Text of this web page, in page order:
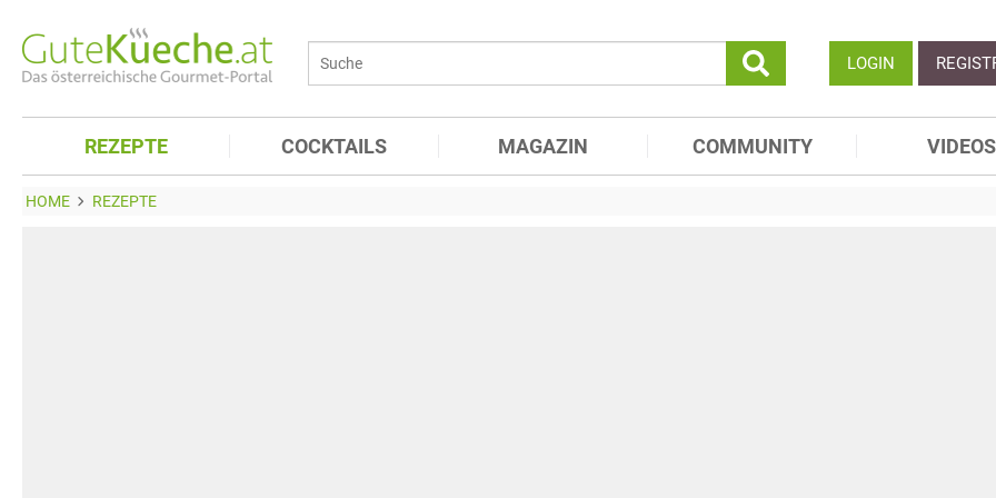
LOGIN
REZEPTE COCKTAILS MAGAZIN COMMUNITY VIDEOS
HOME REZEPTE